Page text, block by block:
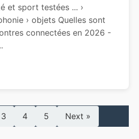
et sport testées ... ›
› objets Quelles sont
connectées en 2026 -
3 4 5 Next »